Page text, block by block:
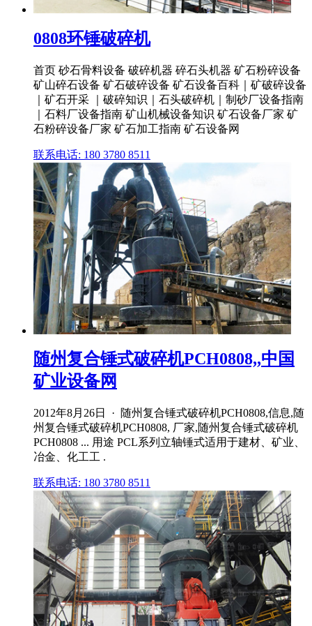
0808环锤破碎机
首页 砂石骨料设备 破碎机器 碎石头机器 矿石粉碎设备
矿山碎石设备 矿石破碎设备 矿石设备百科｜矿破碎设备
｜矿石开采 ｜破碎知识｜石头破碎机｜制砂厂设备指南
｜石料厂设备指南 矿山机械设备知识 矿石设备厂家 矿
石粉碎设备厂家 矿石加工指南 矿石设备网
联系电话: 180 3780 8511
随州复合锤式破碎机PCH0808,,中国
矿业设备网
2012年8月26日 · 随州复合锤式破碎机PCH0808,信息,随
州复合锤式破碎机PCH0808, 厂家,随州复合锤式破碎机
PCH0808 ... 用途 PCL系列立轴锤式适用于建材、矿业、
冶金、化工工 .
联系电话: 180 3780 8511